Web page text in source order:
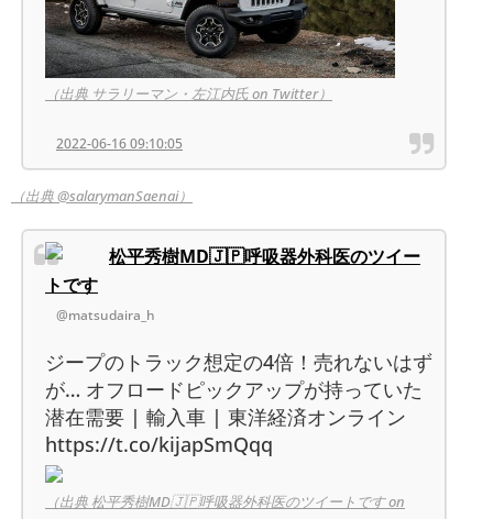
（出典 サラリーマン・左江内氏 on Twitter）
2022-06-16 09:10:05
（出典 @salarymanSaenai）
松平秀樹MD🇯🇵呼吸器外科医のツイー
トです
@matsudaira_h
ジープのトラック想定の4倍！売れないはず
が… オフロードピックアップが持っていた
潜在需要 | 輸入車 | 東洋経済オンライン
https://t.co/kijapSmQqq
（出典 松平秀樹MD🇯🇵呼吸器外科医のツイートです on